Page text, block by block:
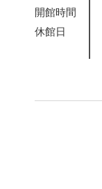
開館時間
休館日